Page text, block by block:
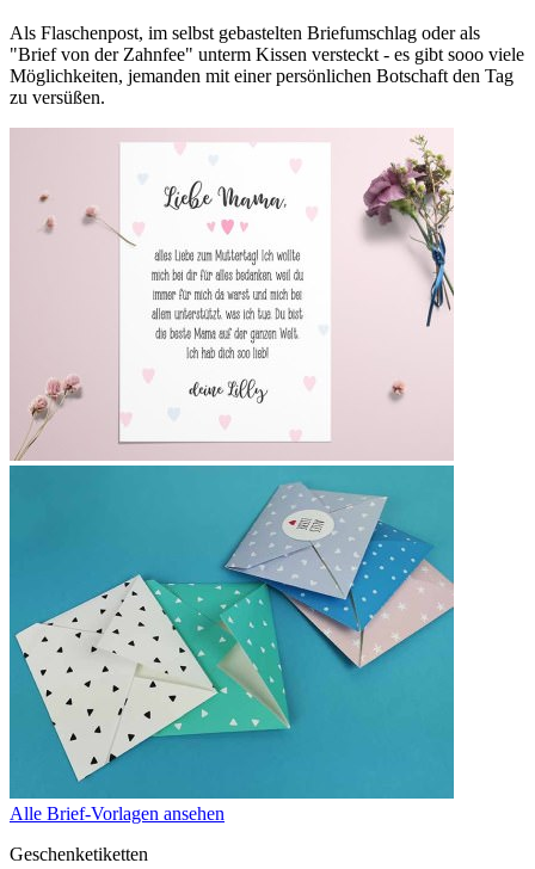
Als Flaschenpost, im selbst gebastelten Briefumschlag oder als
"Brief von der Zahnfee" unterm Kissen versteckt - es gibt sooo viele
Möglichkeiten, jemanden mit einer persönlichen Botschaft den Tag
zu versüßen.
Alle Brief-Vorlagen ansehen
Geschenketiketten